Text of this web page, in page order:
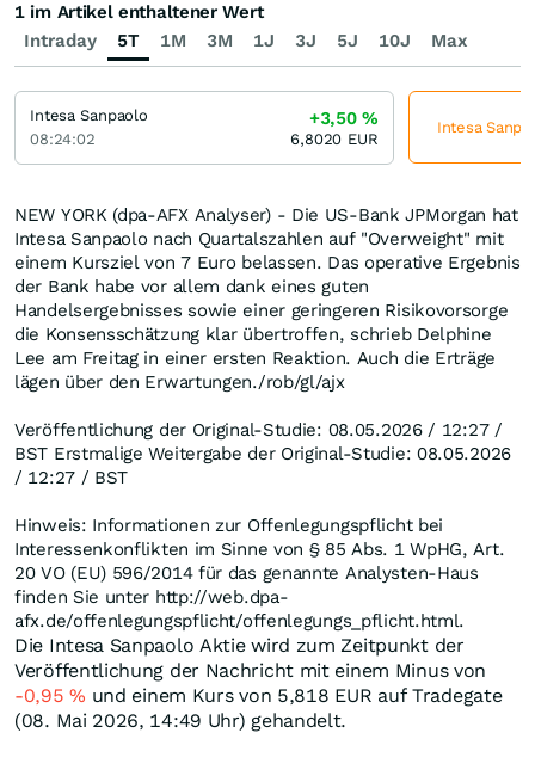
NEW YORK (dpa-AFX Analyser) - Die US-Bank JPMorgan hat
Intesa Sanpaolo nach Quartalszahlen auf "Overweight" mit
einem Kursziel von 7 Euro belassen. Das operative Ergebnis
der Bank habe vor allem dank eines guten
Handelsergebnisses sowie einer geringeren Risikovorsorge
die Konsensschätzung klar übertroffen, schrieb Delphine
Lee am Freitag in einer ersten Reaktion. Auch die Erträge
lägen über den Erwartungen./rob/gl/ajx
Veröffentlichung der Original-Studie: 08.05.2026 / 12:27 /
BST Erstmalige Weitergabe der Original-Studie: 08.05.2026
/ 12:27 / BST
Hinweis: Informationen zur Offenlegungspflicht bei
Interessenkonflikten im Sinne von § 85 Abs. 1 WpHG, Art.
20 VO (EU) 596/2014 für das genannte Analysten-Haus
finden Sie unter http://web.dpa-
afx.de/offenlegungspflicht/offenlegungs_pflicht.html.
Die Intesa Sanpaolo Aktie wird zum Zeitpunkt der
Veröffentlichung der Nachricht mit einem Minus von
-0,95% und einem Kurs von 5,818 EUR auf Tradegate
(08. Mai 2026, 14:49 Uhr) gehandelt.
Intraday 5T 1M 3M 1J 3J 5J 10J Max
1 im Artikel enthaltener Wert
Intesa Sanpaolo
08:24:02
+3,50%
6,8020 EUR
Intesa